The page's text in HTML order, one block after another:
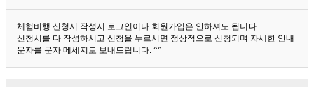
체험비행 신청서 작성시 로그인이나 회원가입은 안하셔도 됩니다.
신청서를 다 작성하시고 신청을 누르시면 정상적으로 신청되며 자세한 안내
문자를 문자 메세지로 보내드립니다. ^^